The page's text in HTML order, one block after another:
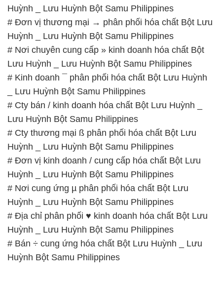
Huỳnh _ Lưu Huỳnh Bột Samu Philippines
# Đơn vị thương mại → phân phối hóa chất Bột Lưu
Huỳnh _ Lưu Huỳnh Bột Samu Philippines
# Nơi chuyên cung cấp » kinh doanh hóa chất Bột
Lưu Huỳnh _ Lưu Huỳnh Bột Samu Philippines
# Kinh doanh ¯ phân phối hóa chất Bột Lưu Huỳnh
_ Lưu Huỳnh Bột Samu Philippines
# Cty bán / kinh doanh hóa chất Bột Lưu Huỳnh _
Lưu Huỳnh Bột Samu Philippines
# Cty thương mại ß phân phối hóa chất Bột Lưu
Huỳnh _ Lưu Huỳnh Bột Samu Philippines
# Đơn vị kinh doanh / cung cấp hóa chất Bột Lưu
Huỳnh _ Lưu Huỳnh Bột Samu Philippines
# Nơi cung ứng µ phân phối hóa chất Bột Lưu
Huỳnh _ Lưu Huỳnh Bột Samu Philippines
# Địa chỉ phân phối ♥ kinh doanh hóa chất Bột Lưu
Huỳnh _ Lưu Huỳnh Bột Samu Philippines
# Bán ÷ cung ứng hóa chất Bột Lưu Huỳnh _ Lưu
Huỳnh Bột Samu Philippines